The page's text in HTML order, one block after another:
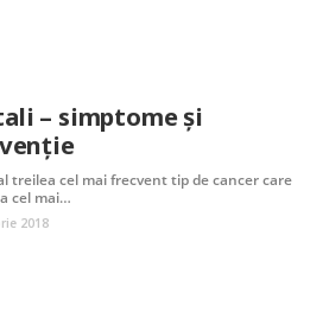
– simptome și
treilea cel mai frecvent tip de cancer care
cel mai…
2018